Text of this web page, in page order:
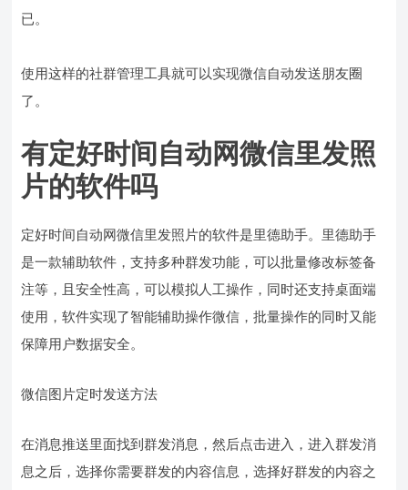
已。
使用这样的社群管理工具就可以实现微信自动发送朋友圈
了。
有定好时间自动网微信里发照
片的软件吗
定好时间自动网微信里发照片的软件是里德助手。里德助手
是一款辅助软件，支持多种群发功能，可以批量修改标签备
注等，且安全性高，可以模拟人工操作，同时还支持桌面端
使用，软件实现了智能辅助操作微信，批量操作的同时又能
保障用户数据安全。
微信图片定时发送方法
在消息推送里面找到群发消息，然后点击进入，进入群发消
息之后，选择你需要群发的内容信息，选择好群发的内容之